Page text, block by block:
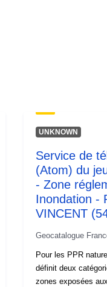
UNKNOWN
Service de
(Atom) du
- Zone
Inondation -
VINCENT
Geocatalogue
Pour les PPR
définit deux
zones exposées